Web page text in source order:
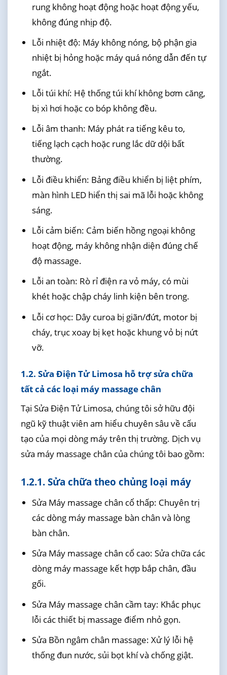
rung không hoạt động hoặc hoạt động yếu,
không đúng nhịp độ.
Lỗi nhiệt độ: Máy không nóng, bộ phận gia
nhiệt bị hỏng hoặc máy quá nóng dẫn đến tự
ngắt.
Lỗi túi khí: Hệ thống túi khí không bơm căng,
bị xì hơi hoặc co bóp không đều.
Lỗi âm thanh: Máy phát ra tiếng kêu to,
tiếng lạch cạch hoặc rung lắc dữ dội bất
thường.
Lỗi điều khiển: Bảng điều khiển bị liệt phím,
màn hình LED hiển thị sai mã lỗi hoặc không
sáng.
Lỗi cảm biến: Cảm biến hồng ngoại không
hoạt động, máy không nhận diện đúng chế
độ massage.
Lỗi an toàn: Rò rỉ điện ra vỏ máy, có mùi
khét hoặc chập cháy linh kiện bên trong.
Lỗi cơ học: Dây curoa bị giãn/đứt, motor bị
cháy, trục xoay bị kẹt hoặc khung vỏ bị nứt
vỡ.
1.2. Sửa Điện Tử Limosa hỗ trợ sửa chữa
tất cả các loại máy massage chân
Tại Sửa Điện Tử Limosa, chúng tôi sở hữu đội
ngũ kỹ thuật viên am hiểu chuyên sâu về cấu
tạo của mọi dòng máy trên thị trường. Dịch vụ
sửa máy massage chân của chúng tôi bao gồm:
1.2.1. Sửa chữa theo chủng loại máy
Sửa Máy massage chân cổ thấp: Chuyên trị
các dòng máy massage bàn chân và lòng
bàn chân.
Sửa Máy massage chân cổ cao: Sửa chữa các
dòng máy massage kết hợp bắp chân, đầu
gối.
Sửa Máy massage chân cầm tay: Khắc phục
lỗi các thiết bị massage điểm nhỏ gọn.
Sửa Bồn ngâm chân massage: Xử lý lỗi hệ
thống đun nước, sủi bọt khí và chống giật.